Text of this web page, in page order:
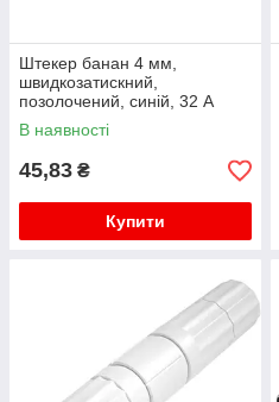
Штекер банан 4 мм,
швидкозатискний,
позолочений, синій, 32 А
В наявності
45,83 ₴
Купити